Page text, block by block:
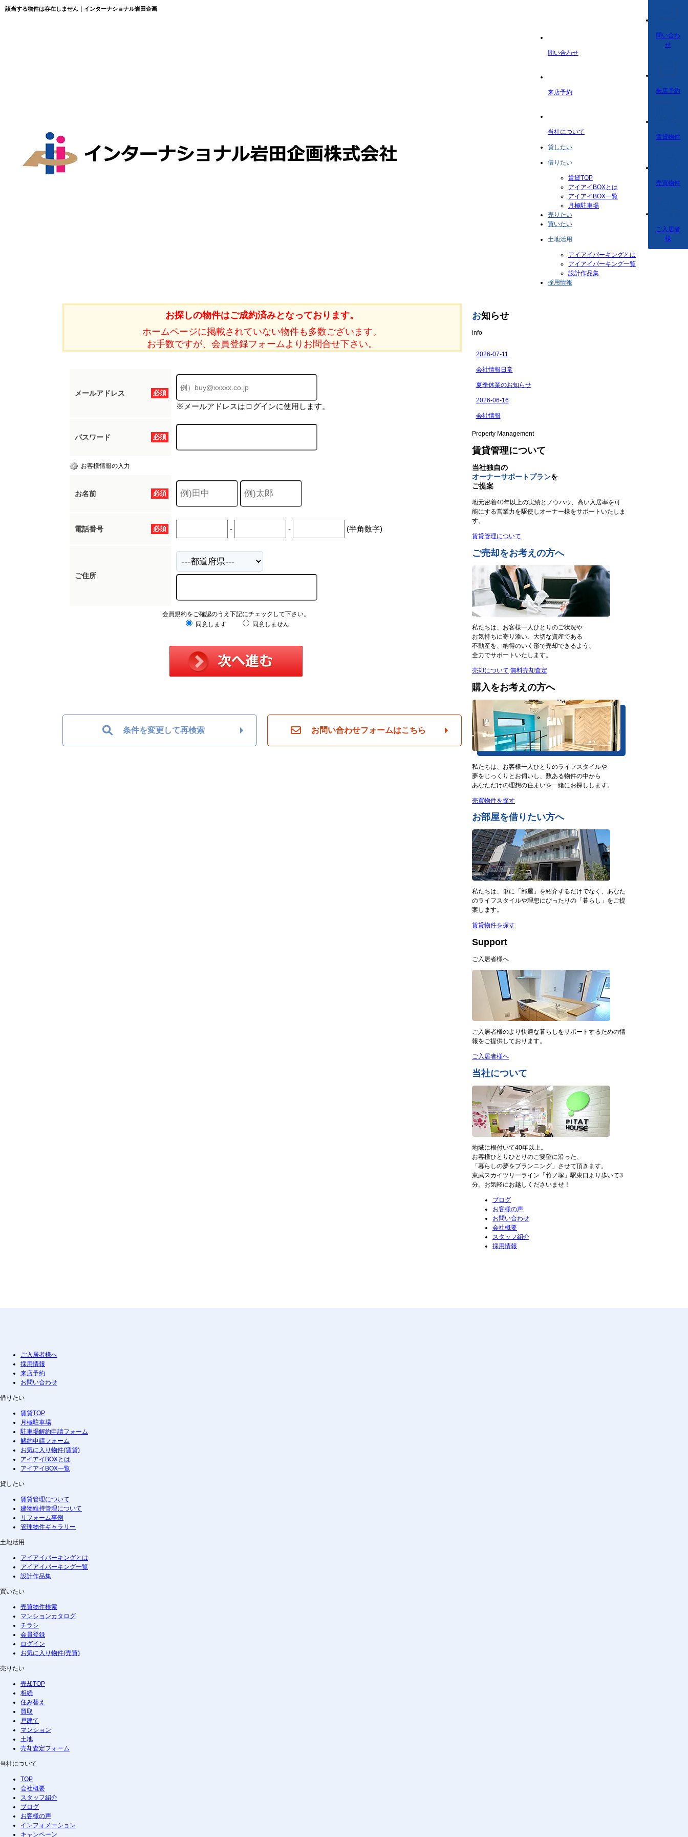
該当する物件は存在しません｜インターナショナル岩田企画
問い合わせ
来店予約
当社について
貸したい
借りたい
賃貸TOP
アイアイBOXとは
アイアイBOX一覧
月極駐車場
売りたい
買いたい
土地活用
アイアイパーキングとは
アイアイパーキング一覧
設計作品集
採用情報
問い合わ
せ
来店予約
賃貸物件
売買物件
ご入居者
様
お探しの物件はご成約済みとなっております。
ホームページに掲載されていない物件も多数ございます。
お手数ですが、会員登録フォームよりお問合せ下さい。
必須
メールアドレス
※メールアドレスはログインに使用します。
必須
パスワード
お客様情報の入力
必須
お名前
必須
電話番号 - - (半角数字)
ご住所
会員規約をご確認のうえ下記にチェックして下さい。
同意します
同意しません
条件を変更して再検索 お問い合わせフォームはこちら
お知らせ
info
Property Management
賃貸管理について
当社独自の
オーナーサポートプランを
ご提案
地元密着40年以上の実績とノウハウ、高い入居率を可
能にする営業力を駆使しオーナー様をサポートいたしま
す。
賃貸管理について
ご売却をお考えの方へ
私たちは、お客様一人ひとりのご状況や
お気持ちに寄り添い、大切な資産である
不動産を、納得のいく形で売却できるよう、
全力でサポートいたします。
売却について 無料売却査定
購入をお考えの方へ
私たちは、お客様一人ひとりのライフスタイルや
夢をじっくりとお伺いし、数ある物件の中から
あなただけの理想の住まいを一緒にお探しします。
売買物件を探す
お部屋を借りたい方へ
私たちは、単に「部屋」を紹介するだけでなく、あなた
のライフスタイルや理想にぴったりの「暮らし」をご提
案します。
賃貸物件を探す
Support
ご入居者様へ
ご入居者様のより快適な暮らしをサポートするための情
報をご提供しております。
ご入居者様へ
当社について
地域に根付いて40年以上。
お客様ひとりひとりのご要望に沿った、
「暮らしの夢をプランニング」させて頂きます。
東武スカイツリーライン「竹ノ塚」駅東口より歩いて3
分。お気軽にお越しくださいませ！
ブログ
お客様の声
お問い合わせ
会社概要
スタッフ紹介
採用情報
ご入居者様へ
採用情報
来店予約
お問い合わせ
借りたい
賃貸TOP
月極駐車場
駐車場解約申請フォーム
解約申請フォーム
お気に入り物件(賃貸)
アイアイBOXとは
アイアイBOX一覧
貸したい
賃貸管理について
建物維持管理について
リフォーム事例
管理物件ギャラリー
土地活用
アイアイパーキングとは
アイアイパーキング一覧
設計作品集
買いたい
売買物件検索
マンションカタログ
チラシ
会員登録
ログイン
お気に入り物件(売買)
売りたい
売却TOP
相続
住み替え
買取
戸建て
マンション
土地
売却査定フォーム
当社について
TOP
会社概要
スタッフ紹介
ブログ
お客様の声
インフォメーション
キャンペーン